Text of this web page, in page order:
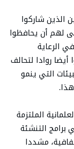
الذين شاركوا
لهم أن يحافظوا
الرعاية
روادا لتحالف
التي ينمو
الملتزمة
التنشئة
مشددا